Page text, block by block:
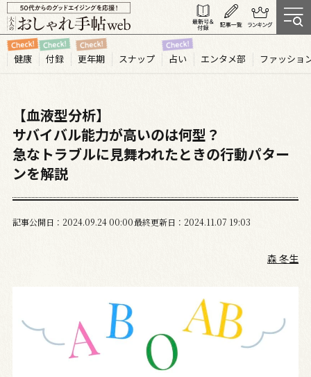
健康 付録 更年期 スナップ 占い エンタメ部 ファッショ
【血液型分析】
サバイバル能力が高いのは何型？
急なトラブルに見舞われたときの行動パター
ンを解説
記事公開日 2024.09 2400:00最終更新日 2024.11.07 19:03
森 冬生